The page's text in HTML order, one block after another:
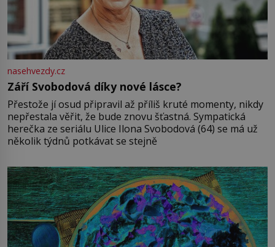
nasehvezdy.cz
Září Svobodová díky nové lásce?
Přestože jí osud připravil až příliš kruté momenty, nikdy
nepřestala věřit, že bude znovu šťastná. Sympatická
herečka ze seriálu Ulice Ilona Svobodová (64) se má už
několik týdnů potkávat se stejně